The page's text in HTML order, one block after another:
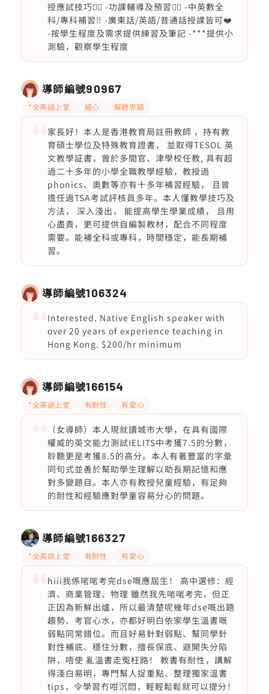
授應試技巧❤️‍🔥 -功課輔導及預習❤️‍🔥 -中英數全
科/專科補習‼️ -廣東話/英語/普通話授課皆可❤️
-按學生程度及需求提供練習及筆記 -***提供小
測驗，觀察學生程度
導師編號90967
*全英語上堂 細心 解題思路
家長好！本人是香港教育局註冊教師 ，持有教
育碩士學位及特殊教育證書， 並取得TESOL 英
文教學証書，曾於多間官、津學校任教, 具有超
過二十多年的小學全職教學經驗，教授過
phonics、奧數等亦有十多年補習經驗， 且曾
擔任過TSA考試評核員多年。本人懂教學技巧及
方法， 深入淺出， 能提高學生學業成績， 且用
心盡責，更可提供自編製教材，配合不同程度
需要。能補全科或專科，時間穩定，能長期補
習。
導師編號106324
Interested. Native English speaker with
over 20 years of experience teaching in
Hong Kong. $200/hr minimum
導師編號166154
*全英語上堂 有耐性 有愛心
（女導師）本人現就讀城市大學，在具有國際
權威的英文能力測試IELITS中考獲7.5的分數，
聆聽更是考獲8.5的高分。本人有著豐富的字𢑥
同句式並善於幫助學生理解以助長期記憶和應
對多變題目。本人亦有教授兒童經驗，有足夠
的耐性和經驗應對學童容易分心的問題。
導師編號166327
*全英語上堂 有耐性 有愛心
hiii我係啱啱考完dse嘅應屆生！ 高中選修：經
濟、商業管理、物理 雖然我先啱啱考完，但正
正因為新鮮出爐，所以最清楚呢幾年dse嘅出題
趨勢、考官心水，亦都好明白依家學生溫書嘅
弱點同常錯位。而且好易針對弱點、幫同學針
對性補底、穩住分數，擅長保底、避開失分陷
阱，唔使 亂溫書走冤枉路！ 教書有耐性，講解
得淺白易明，專門幫人捉重點、整理獨家溫書
tips，令學習冇咁沉悶，輕輕鬆鬆就可以提分！